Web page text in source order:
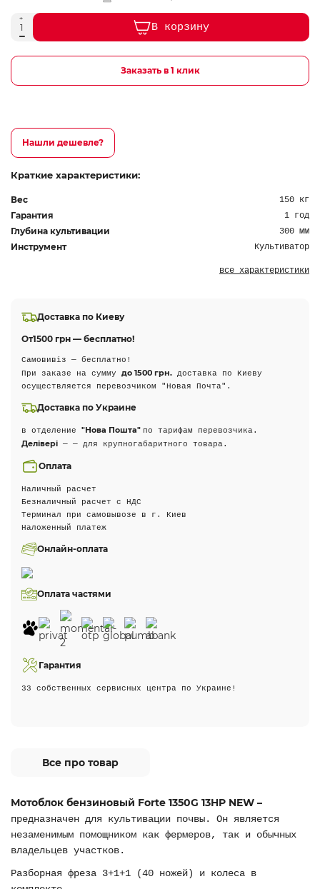
В корзину
Заказать в 1 клик
Нашли дешевле?
Краткие характеристики:
Вес 150 кг
Гарантия 1 год
Глубина культивации 300 мм
Инструмент Культиватор
все характеристики
Доставка по Киеву
От1500 грн — бесплатно!
Самовивіз — бесплатно!
При заказе на сумму до 1500 грн. доставка по Киеву
осуществляется перевозчиком "Новая Почта".
Доставка по Украине
в отделение "Нова Пошта" по тарифам перевозчика.
Делівері — — для крупногабаритного товара.
Оплата
Наличный расчет
Безналичный расчет с НДС
Терминал при самовывозе в г. Киев
Наложенный платеж
Онлайн-оплата
Оплата частями
Гарантия
33 собственных сервисных центра по Украине!
Все про товар
Мотоблок бензиновый Forte 1350G 13HP NEW –
предназначен для культивации почвы. Он является
незаменимым помощником как фермеров, так и обычных
владельцев участков.
Разборная фреза 3+1+1 (40 ножей) и колеса в